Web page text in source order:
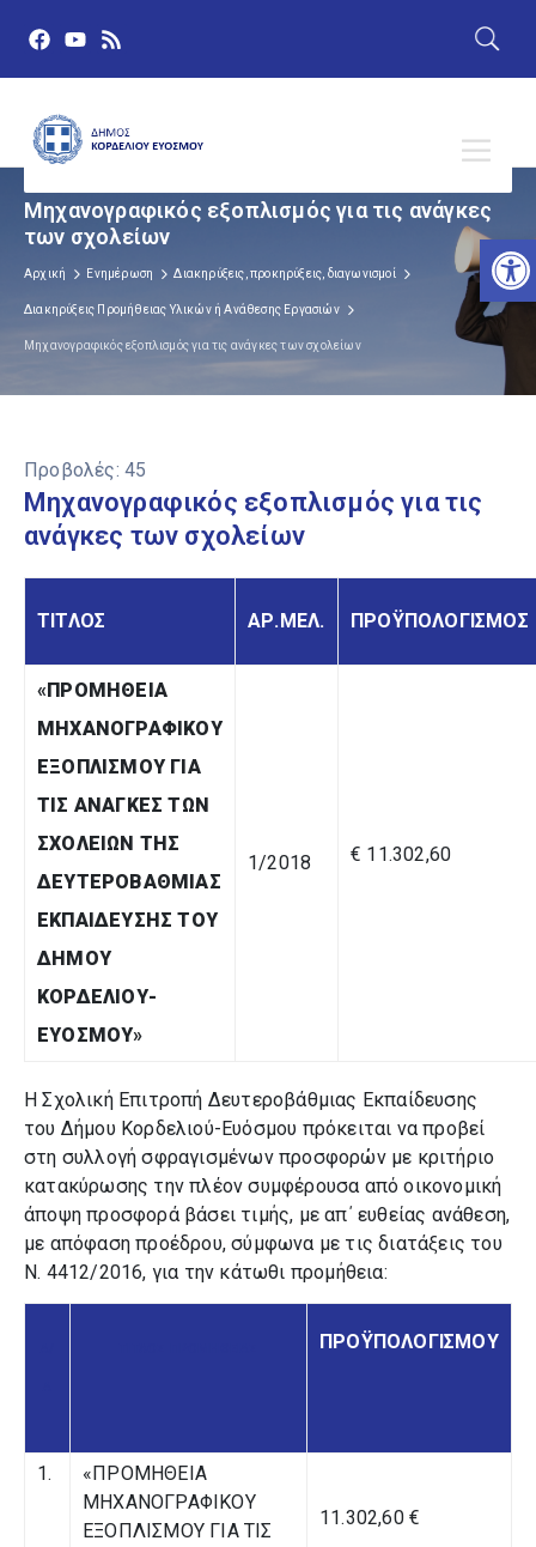
Μηχανογραφικός εξοπλισμός για τις ανάγκες
των σχολείων
Αρχική Ενημέρωση Διακηρύξεις, προκηρύξεις, διαγωνισμοί
Διακηρύξεις Προμήθειας Υλικών ή Ανάθεσης Εργασιών
Μηχανογραφικός εξοπλισμός για τις ανάγκες των σχολείων
Προβολές: 45
Μηχανογραφικός εξοπλισμός για τις
ανάγκες των σχολείων
ΤΙΤΛΟΣ ΑΡ.ΜΕΛ. ΠΡΟΫΠΟΛΟΓΙΣΜΟΣ
«ΠΡΟΜΗΘΕΙΑ
ΜΗΧΑΝΟΓΡΑΦΙΚΟΥ
ΕΞΟΠΛΙΣΜΟΥ ΓΙΑ
ΤΙΣ ΑΝΑΓΚΕΣ ΤΩΝ
ΣΧΟΛΕΙΩΝ ΤΗΣ
ΔΕΥΤΕΡΟΒΑΘΜΙΑΣ
ΕΚΠΑΙΔΕΥΣΗΣ ΤΟΥ
ΔΗΜΟΥ
ΚΟΡΔΕΛΙΟΥ-
ΕΥΟΣΜΟΥ»
1/2018 € 11.302,60
Η Σχολική Επιτροπή Δευτεροβάθμιας Εκπαίδευσης
του Δήμου Κορδελιού-Ευόσμου πρόκειται να προβεί
στη συλλογή σφραγισμένων προσφορών με κριτήριο
κατακύρωσης την πλέον συμφέρουσα από οικονομική
άποψη προσφορά βάσει τιμής, με απ΄ ευθείας ανάθεση,
με απόφαση προέδρου, σύμφωνα με τις διατάξεις του
Ν. 4412/2016, για την κάτωθι προμήθεια:
ΠΡΟΫΠΟΛΟΓΙΣΜΟΥ
1.
«ΠΡΟΜΗΘΕΙΑ
ΜΗΧΑΝΟΓΡΑΦΙΚΟΥ
ΕΞΟΠΛΙΣΜΟΥ ΓΙΑ ΤΙΣ
11.302,60 €